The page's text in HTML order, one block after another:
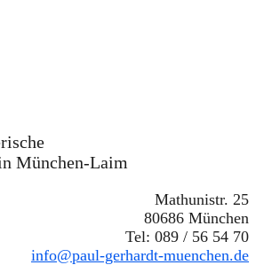
München-Laim
Mathunistr. 25
80686 München
Tel: 089 / 56 54 70
info@paul-gerhardt-muenchen.de